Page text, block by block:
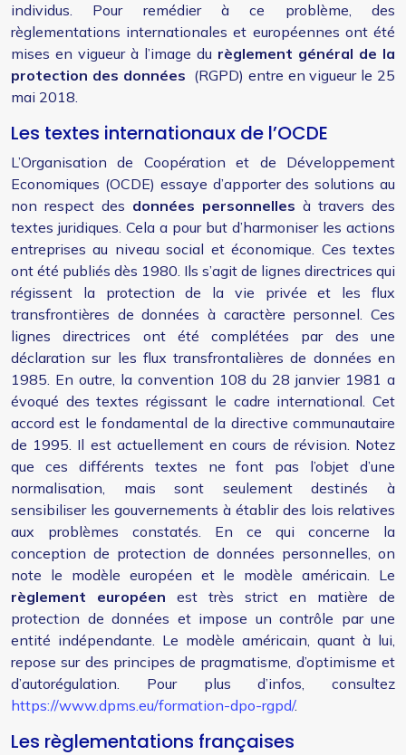
individus. Pour remédier à ce problème, des
règlementations internationales et européennes ont été
mises en vigueur à l’image du règlement général de la
protection des données (RGPD) entre en vigueur le 25
mai 2018.
Les textes internationaux de l’OCDE
L’Organisation de Coopération et de Développement
Economiques (OCDE) essaye d’apporter des solutions au
non respect des données personnelles à travers des
textes juridiques. Cela a pour but d’harmoniser les actions
entreprises au niveau social et économique. Ces textes
ont été publiés dès 1980. Ils s’agit de lignes directrices qui
régissent la protection de la vie privée et les flux
transfrontières de données à caractère personnel. Ces
lignes directrices ont été complétées par des une
déclaration sur les flux transfrontalières de données en
1985. En outre, la convention 108 du 28 janvier 1981 a
évoqué des textes régissant le cadre international. Cet
accord est le fondamental de la directive communautaire
de 1995. Il est actuellement en cours de révision. Notez
que ces différents textes ne font pas l’objet d’une
normalisation, mais sont seulement destinés à
sensibiliser les gouvernements à établir des lois relatives
aux problèmes constatés. En ce qui concerne la
conception de protection de données personnelles, on
note le modèle européen et le modèle américain. Le
règlement européen est très strict en matière de
protection de données et impose un contrôle par une
entité indépendante. Le modèle américain, quant à lui,
repose sur des principes de pragmatisme, d’optimisme et
d’autorégulation. Pour plus d’infos, consultez
https://www.dpms.eu/formation-dpo-rgpd/.
Les règlementations françaises